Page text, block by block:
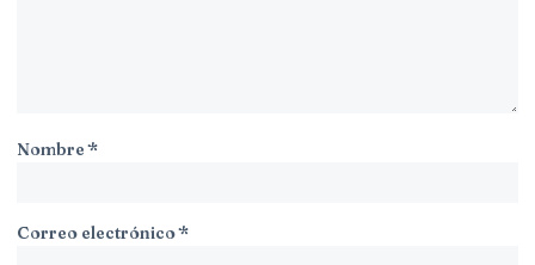
Nombre*
Correo electrónico*